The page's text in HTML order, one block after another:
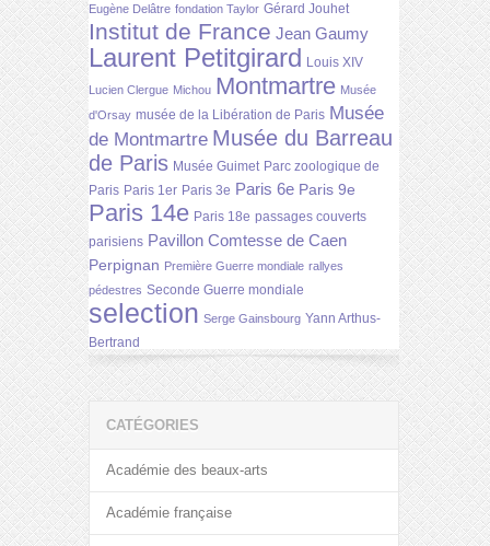
Eugène Delâtre fondation Taylor Gérard Jouhet
Institut de France Jean Gaumy
Laurent Petitgirard Louis XIV
Lucien Clergue Michou Montmartre Musée
d'Orsay musée de la Libération de Paris Musée
de Montmartre Musée du Barreau
de Paris Musée Guimet Parc zoologique de
Paris Paris 1er Paris 3e Paris 6e Paris 9e
Paris 14e Paris 18e passages couverts
parisiens Pavillon Comtesse de Caen
Perpignan Première Guerre mondiale rallyes
pédestres Seconde Guerre mondiale
selection Serge Gainsbourg Yann Arthus-
Bertrand
CATÉGORIES
Académie des beaux-arts
Académie française